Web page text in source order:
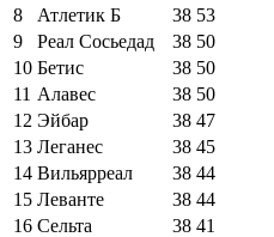
8
Атлетик Б 38 53
9
Реал Сосьедад 38 50
10 Бетис 38 50
11 Алавес 38 50
12 Эйбар 38 47
13 Леганес 38 45
14 Вильярреал 38 44
15 Леванте 38 44
16 Сельта 38 41